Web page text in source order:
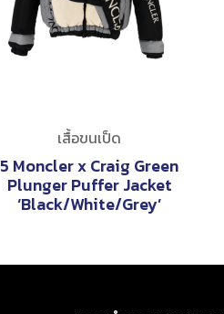
เสื้อขนเป็ด
5 Moncler x Craig Green
Plunger Puffer Jacket
‘Black/White/Grey’